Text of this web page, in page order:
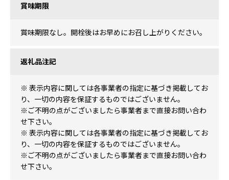
賞味期限
賞味期限なし。開栓後はお早めにお召し上がりください。
返礼品注記
※ 表示内容に関しては各事業者の指定に基づき掲載してお
り、一切の内容を保証するものではございません。
※ご不明の点がございましたら事業者まで直接お問い合わ
せ下さい。
※ 表示内容に関しては各事業者の指定に基づき掲載してお
り、一切の内容を保証するものではございません。
※ご不明の点がございましたら事業者まで直接お問い合わ
せ下さい。